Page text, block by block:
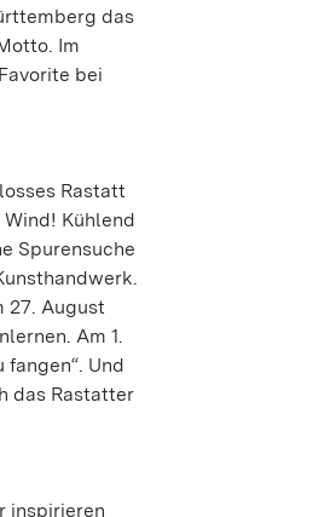
das
Im
bei
Rastatt
Kühlend
Spurensuche
27. August
Am 1.
Und
das Rastatter
inspirieren